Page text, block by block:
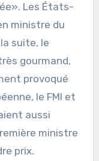
Les États-
ministre du
suite, le
gourmand,
provoqué
le FMI et
aussi
ministre
prix.